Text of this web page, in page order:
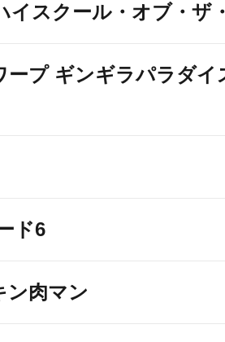
イスクール・オブ・ザ
ープ ギンギラパラダイ
ド6
ン肉マン